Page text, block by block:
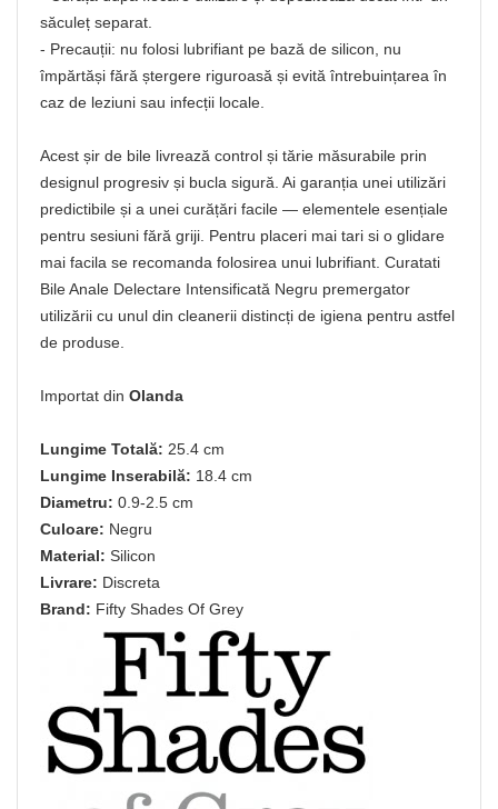
săculeț separat.
- Precauții: nu folosi lubrifiant pe bază de silicon, nu
împărtăși fără ștergere riguroasă și evită întrebuințarea în
caz de leziuni sau infecții locale.
Acest șir de bile livrează control și tărie măsurabile prin
designul progresiv și bucla sigură. Ai garanția unei utilizări
predictibile și a unei curățări facile — elementele esențiale
pentru sesiuni fără griji. Pentru placeri mai tari si o glidare
mai facila se recomanda folosirea unui lubrifiant. Curatati
Bile Anale Delectare Intensificată Negru premergator
utilizării cu unul din cleanerii distincți de igiena pentru astfel
de produse.
Importat din Olanda
Lungime Totală: 25.4 cm
Lungime Inserabilă: 18.4 cm
Diametru: 0.9-2.5 cm
Culoare: Negru
Material: Silicon
Livrare: Discreta
Brand: Fifty Shades Of Grey